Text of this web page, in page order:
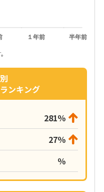
１年前 半年前
ンキング
281％
27％
％